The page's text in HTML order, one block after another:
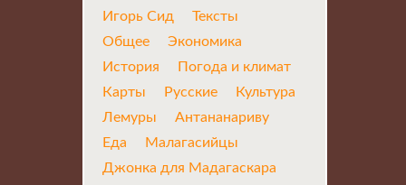
Игорь Сид
Тексты
Общее
Экономика
История
Погода и климат
Карты
Русские
Культура
Лемуры
Антананариву
Еда
Малагасийцы
Джонка для Мадагаскара